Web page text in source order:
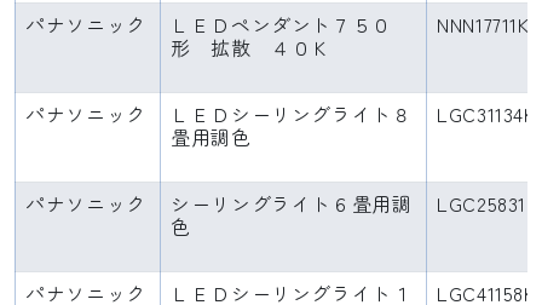
パナソニック ＬＥＤペンダント７５０
形 拡散 ４０Ｋ
パナソニック ＬＥＤシーリングライト８
畳用調色
LGC31134K
パナソニック シーリングライト６畳用調
色
LGC25831
パナソニック ＬＥＤシーリングライト１ LGC41158K